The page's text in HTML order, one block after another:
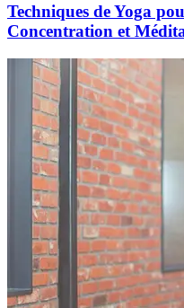
Techniques de Yoga
Concentration et